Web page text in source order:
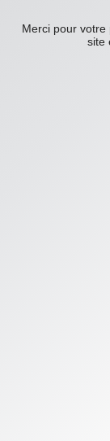
Merci pour votre
site